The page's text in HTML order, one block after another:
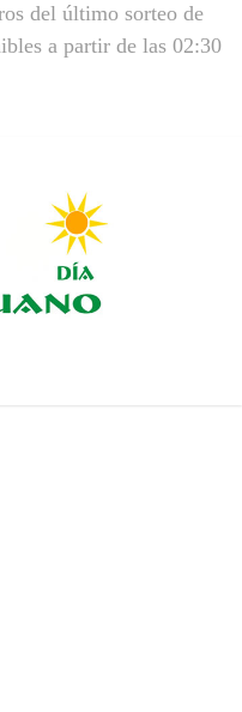
del último sorteo de
a partir de las 02:30